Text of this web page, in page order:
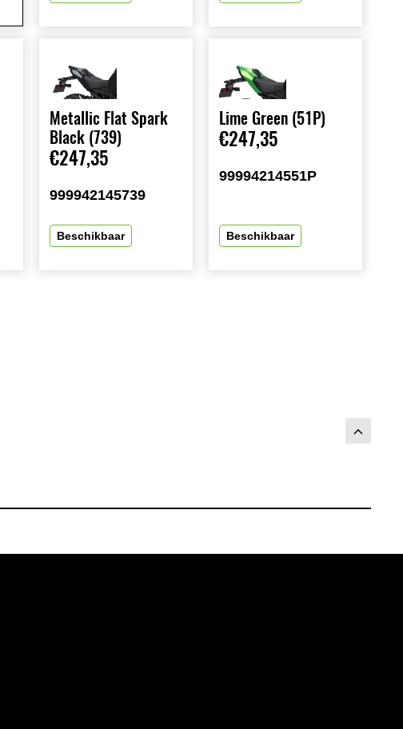
Metallic Flat Spark
Black (739)
€247,35
999942145739
Beschikbaar
Lime Green (51P)
€247,35
99994214551P
Beschikbaar